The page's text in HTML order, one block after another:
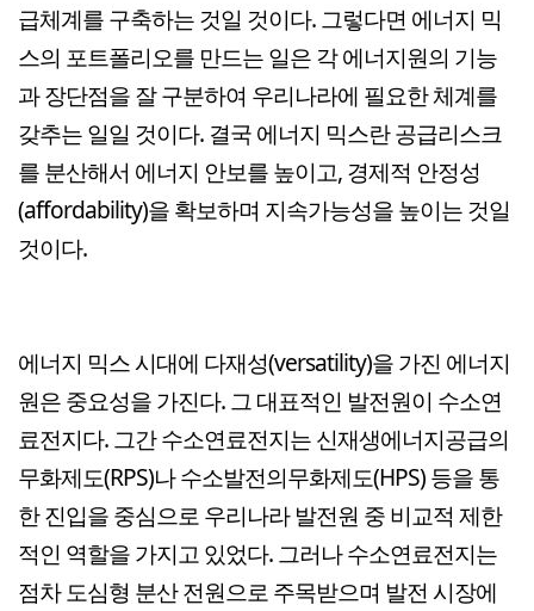
급체계를 구축하는 것일 것이다. 그렇다면 에너지 믹
스의 포트폴리오를 만드는 일은 각 에너지원의 기능
과 장단점을 잘 구분하여 우리나라에 필요한 체계를
갖추는 일일 것이다. 결국 에너지 믹스란 공급리스크
를 분산해서 에너지 안보를 높이고, 경제적 안정성
(affordability)을 확보하며 지속가능성을 높이는 것일
것이다.
에너지 믹스 시대에 다재성(versatility)을 가진 에너지
원은 중요성을 가진다. 그 대표적인 발전원이 수소연
료전지다. 그간 수소연료전지는 신재생에너지공급의
무화제도(RPS)나 수소발전의무화제도(HPS) 등을 통
한 진입을 중심으로 우리나라 발전원 중 비교적 제한
적인 역할을 가지고 있었다. 그러나 수소연료전지는
점차 도심형 분산 전원으로 주목받으며 발전 시장에